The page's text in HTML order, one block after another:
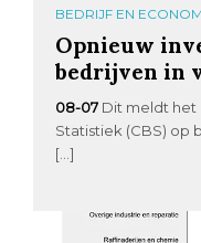
BEDRIJF EN
Opnieuw
bedrijven in
08-07 Dit meldt het
Statistiek (CBS) op
[…]